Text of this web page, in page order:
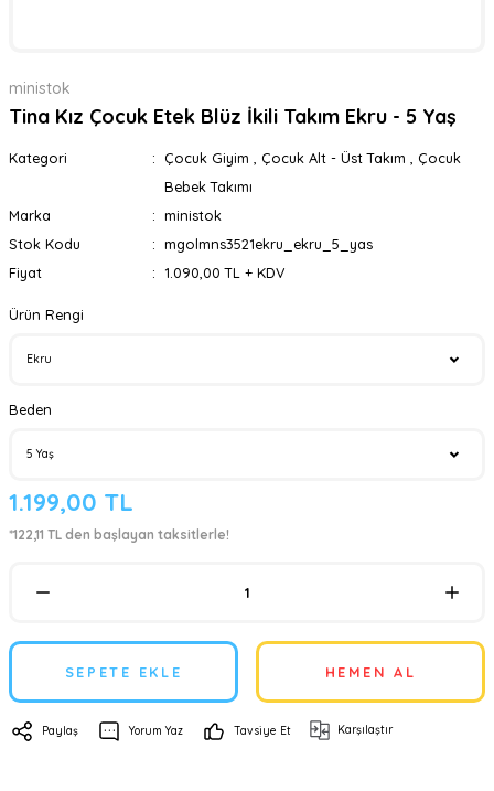
ministok
Tina Kız Çocuk Etek Blüz İkili Takım Ekru - 5 Yaş
Kategori Çocuk Giyim Çocuk Alt - Üst Takım
Çocuk
Bebek Takımı
Marka
ministok
Stok Kodu
mgolmns3521ekru_ekru_5_yas
Fiyat
1.090,00 TL + KDV
Ürün Rengi
Beden
1.199,00 TL
*122,11 TL den başlayan taksitlerle!
SEPETE EKLE HEMEN AL
Paylaş Yorum Yaz Tavsiye Et Karşılaştır